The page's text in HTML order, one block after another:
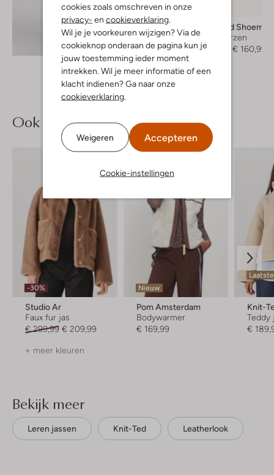
cookies zoals omschreven in onze
privacy- en cookieverklaring.
Wil je je voorkeuren wijzigen? Via de
cookieknop onderaan de pagina kun je
jouw toestemming ieder moment
intrekken. Wil je meer informatie of een
klacht indienen? Ga naar onze
cookieverklaring.
Weigeren Accepteren
Cookie-instellingen
Ontdek de look
Vagabond
Hoge laarzen
€ 229,99
€ 160,99
Ook iets voor jou?
-30%
Studio Ar
Faux fur jas
€ 299,99 € 209,99
+ meer kleuren
Nieuw
Pom Amsterdam
Bodywarmer
€ 169,99
Knit-
Teddy
€
Bekijk meer
Leren jassen Knit-Ted Leatherlook